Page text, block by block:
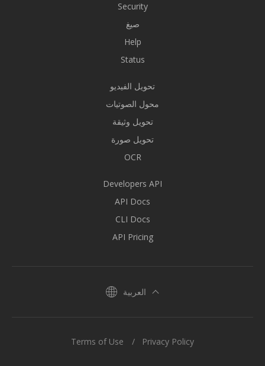
Security
صيغ
Help
Status
تحويل الفيديو
محول الصوتيات
تحويل وثيقة
تحويل صورة
OCR
Developers API
API Docs
CLI Docs
API Pricing
العربية
Terms of Use Privacy Policy